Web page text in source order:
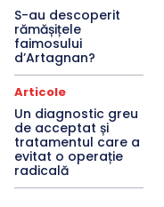
S-au descoperit
rămășițele
faimosului
d’Artagnan?
Articole
Un diagnostic greu
de acceptat și
tratamentul care a
evitat o operație
radicală